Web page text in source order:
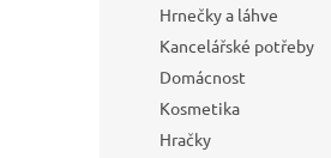
Hrnečky a láhve
Kancelářské potřeby
Domácnost
Kosmetika
Hračky